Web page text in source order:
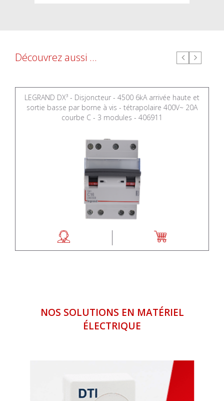
Découvrez aussi ...
LEGRAND DX³ - Disjoncteur - 4500 6kA arrivée haute et
sortie basse par borne à vis - tétrapolaire 400V~ 20A
courbe C - 3 modules - 406911
NOS SOLUTIONS EN MATÉRIEL
ÉLECTRIQUE